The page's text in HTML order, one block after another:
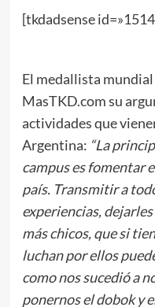
[tkdadsense
El medallista
MasTKD.com su
actividades que
Argentina: “La
campus es fomentar
país. Transmitir a
experiencias,
más chicos, que si
luchan por ellos
como nos sucedió a
ponernos el dobok y